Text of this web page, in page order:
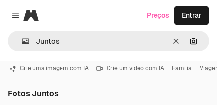
Close menu
Magnific
Limpar
Preços Entrar
Crie uma imagem com IA Crie um vídeo com IA Familia
Fotos Juntos